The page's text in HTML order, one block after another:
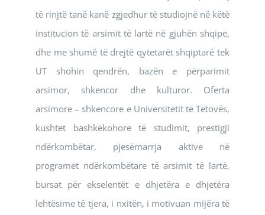
të rinjtë tanë kanë zgjedhur të studiojnë në këtë
institucion të arsimit të lartë në gjuhën shqipe,
dhe me shumë të drejtë qytetarët shqiptarë tek
UT shohin qendrën, bazën e përparimit
arsimor, shkencor dhe kulturor. Oferta
arsimore – shkencore e Universitetit të Tetovës,
kushtet bashkëkohore të studimit, prestigji
ndërkombëtar, pjesëmarrja aktive në
programet ndërkombëtare të arsimit të lartë,
bursat për ekselentët e dhjetëra e dhjetëra
lehtësime të tjera, i nxitën, i motivuan mijëra të